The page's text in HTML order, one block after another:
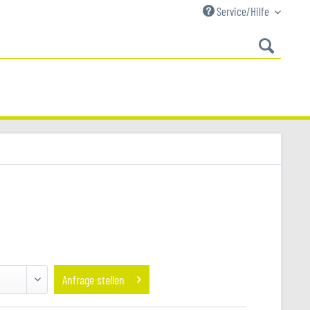
Service/Hilfe
Anfrage stellen